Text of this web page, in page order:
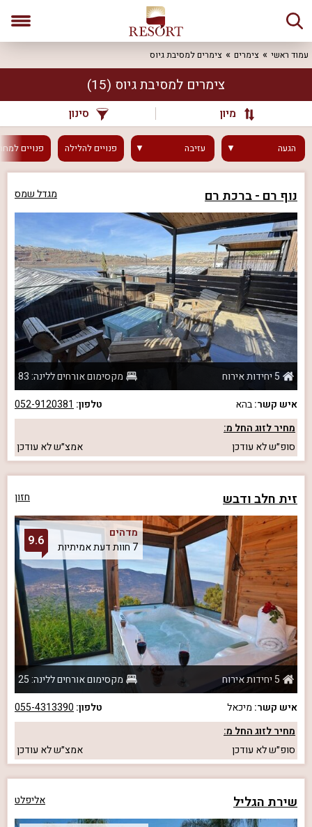
עמוד ראשי צימרים צימרים למסיבת גיוס
צימרים למסיבת גיוס (15)
מיון סינון
הגעה עזיבה פנוייםלהלילה פנויים
נוף רם - ברכת רם מגדל שמס
5 יחידות אירוח
מקסימום אורחים ללינה: 83
איש קשר:בהא טלפון: 052-9120381
מחיר לזוג החל מ:
סופ״שלא עודכן אמצ״שלא עודכן
זית חלב ודבש חזון
מדהים
7 חוות דעת אמיתיות
9.6
5 יחידות אירוח
מקסימום אורחים ללינה: 25
איש קשר: מיכאל טלפון: 055-4313390
מחיר לזוג החל מ:
סופ״שלא עודכן אמצ״שלא עודכן
שירת הגליל אליפלט